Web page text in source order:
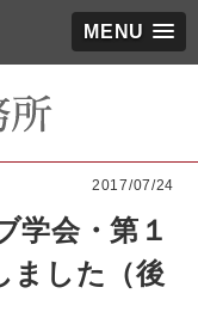
MENU
2017/07/24
学会・第１
ました（後